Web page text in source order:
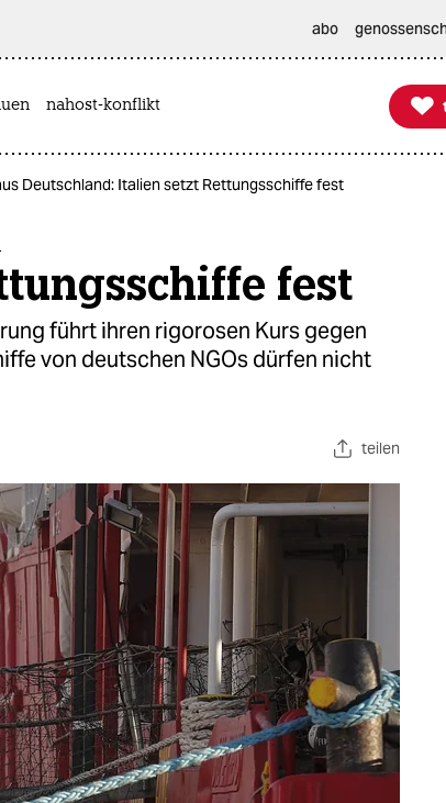
abo
nahost-konflikt 
taz
Deutschland: Italien setzt Rettungsschiffe fest
fest
führt ihren rigorosen Kurs gegen
von deutschen NGOs dürfen nicht
teilen